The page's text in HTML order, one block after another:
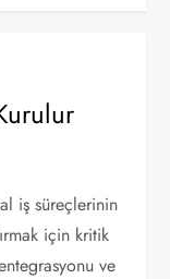
iş süreçlerinin
için kritik
ve